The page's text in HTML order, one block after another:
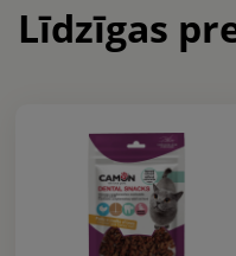
Līdzīgas